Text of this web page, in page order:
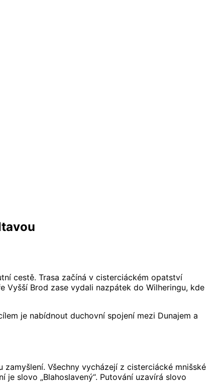
cestě. Trasa začíná v cisterciáckém opatství
Vyšší Brod zase vydali nazpátek do Wilheringu, kde
je nabídnout duchovní spojení mezi Dunajem a
Všechny vycházejí z cisterciácké mnišské
slovo „Blahoslavený“. Putování uzavírá slovo